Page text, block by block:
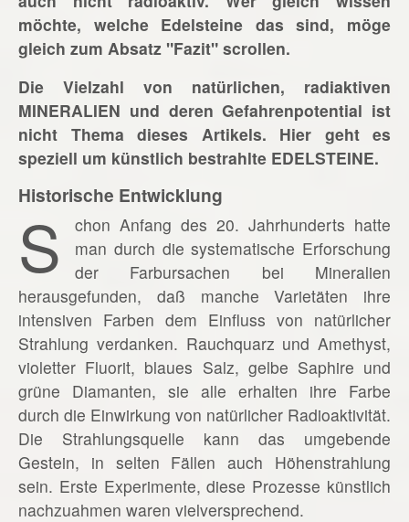
möchte, welche Edelsteine das sind, möge
gleich zum Absatz "Fazit" scrollen.
Die Vielzahl von natürlichen, radiaktiven
MINERALIEN und deren Gefahrenpotential ist
nicht Thema dieses Artikels. Hier geht es
speziell um künstlich bestrahlte EDELSTEINE.
Historische Entwicklung
S
chon Anfang des 20. Jahrhunderts hatte
man durch die systematische Erforschung
der Farbursachen bei Mineralien
herausgefunden, daß manche Varietäten ihre
intensiven Farben dem Einfluss von natürlicher
Strahlung verdanken. Rauchquarz und Amethyst,
violetter Fluorit, blaues Salz, gelbe Saphire und
grüne Diamanten, sie alle erhalten ihre Farbe
durch die Einwirkung von natürlicher Radioaktivität.
Die Strahlungsquelle kann das umgebende
Gestein, in selten Fällen auch Höhenstrahlung
sein. Erste Experimente, diese Prozesse künstlich
nachzuahmen waren vielversprechend.